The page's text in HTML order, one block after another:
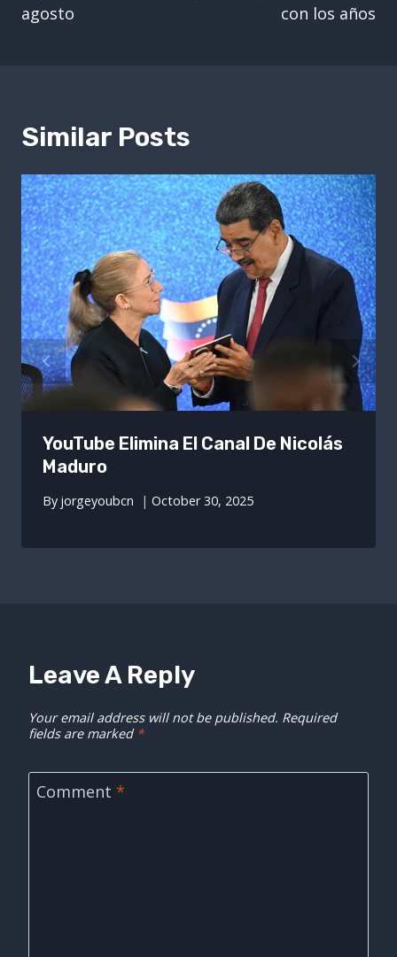
agosto
con los años
Similar Posts
YouTube Elimina El Canal De Nicolás
Maduro
By jorgeyoubcn October 30, 2025
Leave A Reply
Your email address will not be published. Required
fields are marked *
Comment *